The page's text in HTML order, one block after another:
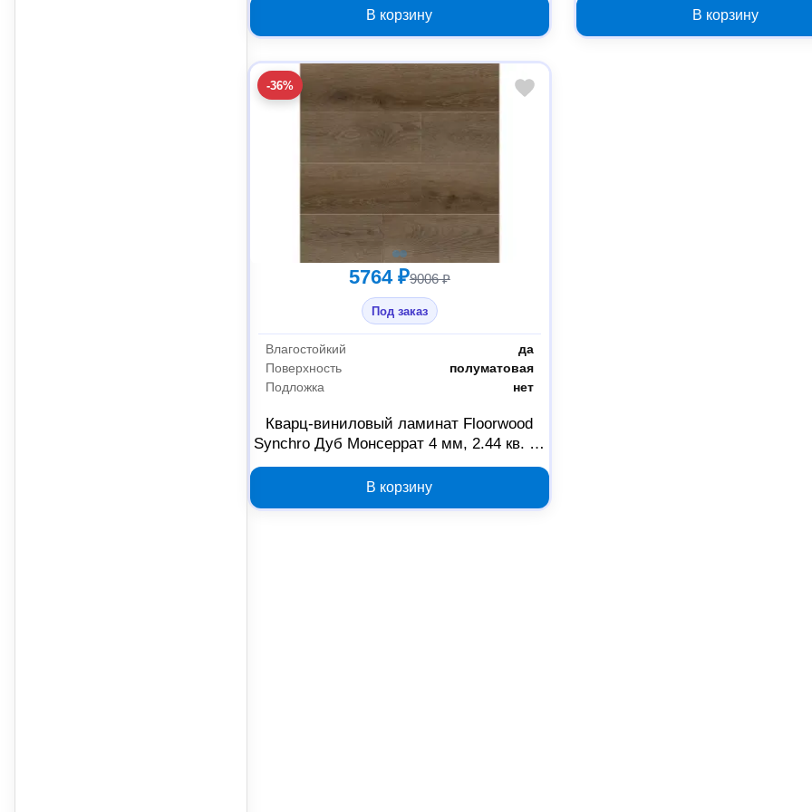
В корзину В корзину
-36%
5764 ₽9006 ₽
Под заказ
Влагостойкий
да
Поверхность
полуматовая
Подложка
нет
Кварц-виниловый ламинат Floorwood
Synchro Дуб Монсеррат 4 мм, 2.44 кв. м,
Б0059345
В корзину